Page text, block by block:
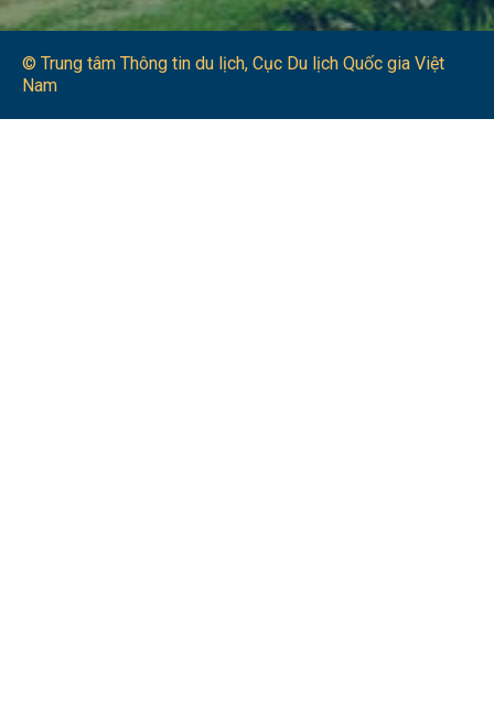
© Trung tâm Thông tin du lịch​, Cục Du lịch Quốc gia Việt
Nam